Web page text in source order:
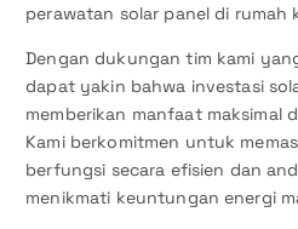
perawatan solar panel di rumah
Dengan dukungan tim kami
dapat yakin bahwa investasi
memberikan manfaat maksimal
Kami berkomitmen untuk
berfungsi secara efisien dan
menikmati keuntungan energi